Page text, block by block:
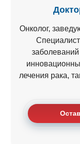
Онколог,
лечения рака,